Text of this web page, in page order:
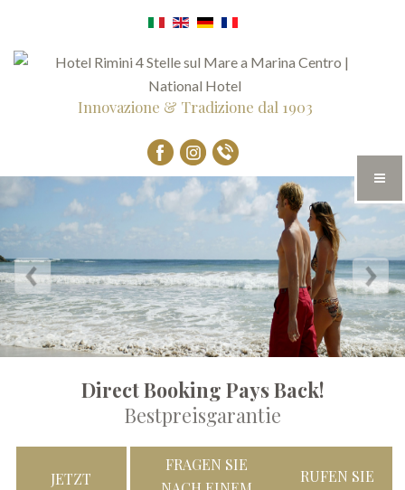
Innovazione & Tradizione dal 1903
Direct Booking Pays Back!
Bestpreisgarantie
JETZT
FRAGEN SIE
RUFEN SIE